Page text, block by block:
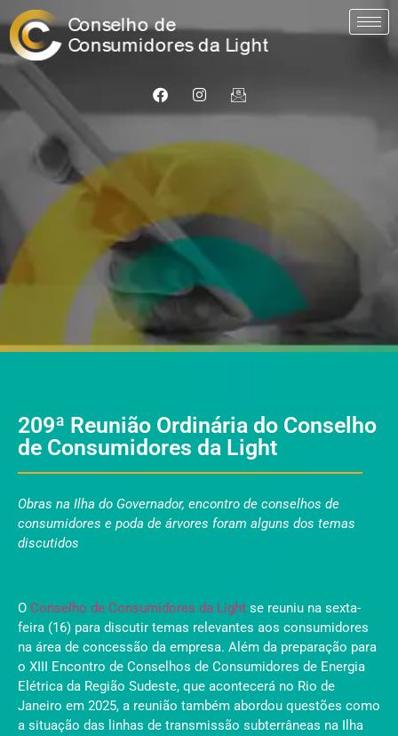
209ª Reunião Ordinária do Conselho
de Consumidores da Light
Obras na Ilha do Governador, encontro de conselhos de
consumidores e poda de árvores foram alguns dos temas
discutidos
O Conselho de Consumidores da Light se reuniu na sexta-
feira (16) para discutir temas relevantes aos consumidores
na área de concessão da empresa. Além da preparação para
o XIII Encontro de Conselhos de Consumidores de Energia
Elétrica da Região Sudeste, que acontecerá no Rio de
Janeiro em 2025, a reunião também abordou questões como
a situação das linhas de transmissão subterrâneas na Ilha